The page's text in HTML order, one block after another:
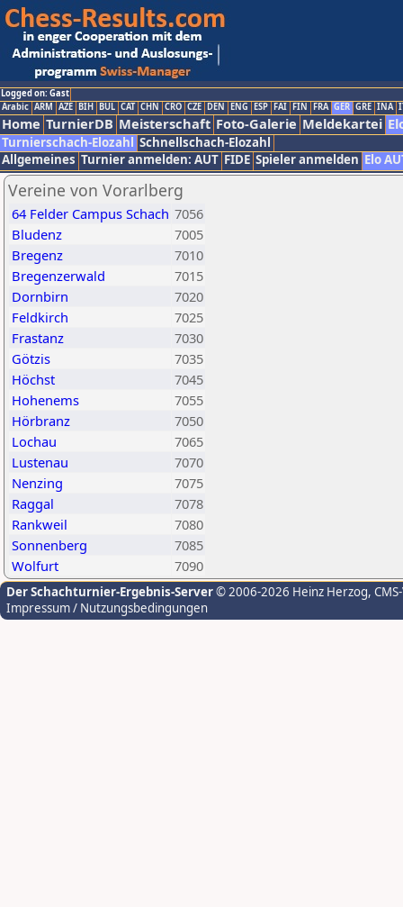
Logged on: Gast
Arabic ARM AZE BIH BUL CAT CHN CRO CZE DEN ENG ESP FAI FIN FRA GER GRE INA
Home TurnierDB Meisterschaft Foto-Galerie Meldekartei
Turnierschach-Elozahl Schnellschach-Elozahl
Allgemeines Turnier anmelden: AUT FIDE Spieler anmelden Elo
Vereine von Vorarlberg
64 Felder Campus Schach 7056
Bludenz
7005
Bregenz
7010
Bregenzerwald
7015
Dornbirn
7020
Feldkirch
7025
Frastanz
7030
Götzis
7035
Höchst
7045
Hohenems
7055
Hörbranz
7050
Lochau
7065
Lustenau
7070
Nenzing
7075
Raggal
7078
Rankweil
7080
Sonnenberg
7085
Wolfurt
7090
Der Schachturnier-Ergebnis-Server© 2006-2026 Heinz Herzog,
Impressum / Nutzungsbedingungen